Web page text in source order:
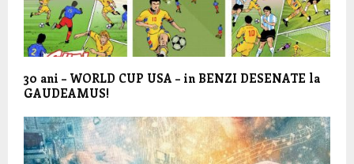
30 ani – WORLD CUP USA – in BENZI DESENATE la
GAUDEAMUS!